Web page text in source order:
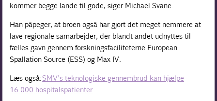
kommer begge lande til gode, siger Michael Svane.
Han påpeger, at broen også har gjort det meget nemmere at
lave regionale samarbejder, der blandt andet udnyttes til
fælles gavn gennem forskningsfaciliteterne European
Spallation Source (ESS) og Max IV.
Læs også:SMV’s teknologiske gennembrud kan hjælpe
16.000 hospitalspatienter